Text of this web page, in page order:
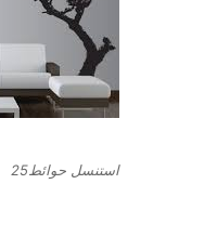
استنسل حوائط25